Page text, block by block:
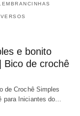
e bonito
Bico de crochê
de Crochê Simples
para Iniciantes do…